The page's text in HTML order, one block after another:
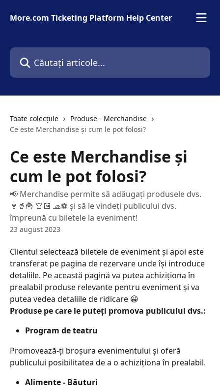
More.com Ticketing Platform Help Center
Căutați articole...
Toate colecțiile
Produse - Merchandise
Ce este Merchandise și cum le pot folosi?
Ce este Merchandise și
cum le pot folosi?
📢 Merchandise permite să adăugați produsele dvs.
🍷🥤🍟 👚💽 🧢⚽ și să le vindeți publicului dvs.
împreună cu biletele la eveniment!
23 august 2023
Clientul selectează biletele de eveniment și apoi este
transferat pe pagina de rezervare unde își introduce
detaliile. Pe această pagină va putea achiziționa în
prealabil produse relevante pentru eveniment și va
putea vedea detaliile de ridicare 😀
Produse pe care le puteți promova publicului dvs.:
Program de teatru
Promovează-ți broșura evenimentului și oferă
publicului posibilitatea de a o achiziționa în prealabil.
Alimente - Băuturi